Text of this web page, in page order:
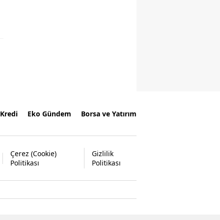
Kredi Eko Gündem Borsa ve Yatırım
Çerez (Cookie)
Politikası
Gizlilik
Politikası